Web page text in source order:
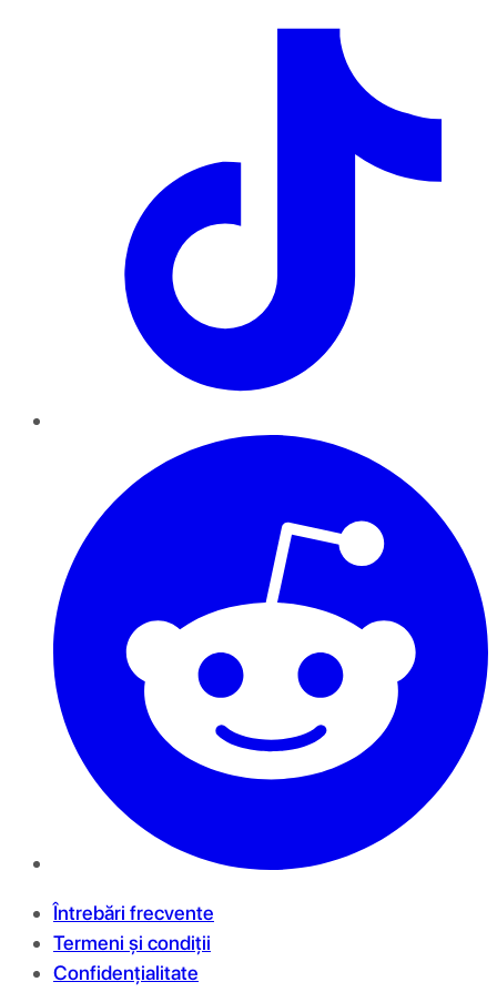
Întrebări frecvente
Termeni și condiții
Confidențialitate